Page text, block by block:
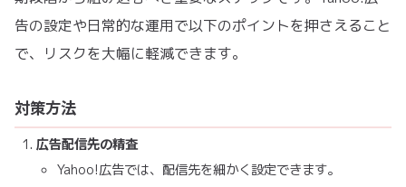
告の設定や日常的な運用で以下のポイントを押さえること
で、リスクを大幅に軽減できます。
対策方法
広告配信先の精査
Yahoo!広告では、配信先を細かく設定できます。